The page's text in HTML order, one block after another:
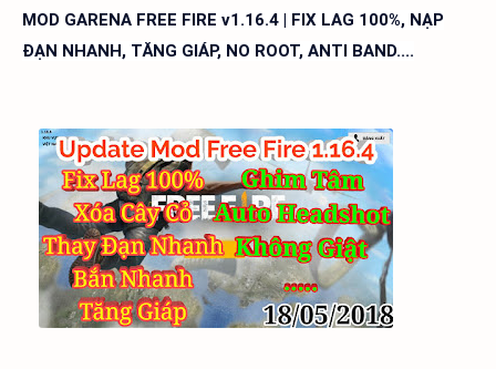
MOD GARENA FREE FIRE v1.16.4 | FIX LAG 100%, NẠP
ĐẠN NHANH, TĂNG GIÁP, NO ROOT, ANTI BAND....